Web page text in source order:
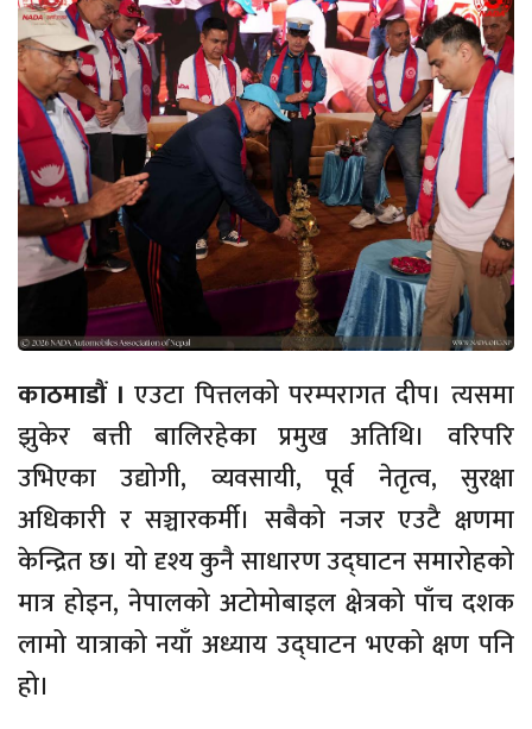
काठमाडौं । एउटा पित्तलको परम्परागत दीप। त्यसमा
झुकेर बत्ती बालिरहेका प्रमुख अतिथि। वरिपरि
उभिएका उद्योगी, व्यवसायी, पूर्व नेतृत्व, सुरक्षा
अधिकारी र सञ्चारकर्मी। सबैको नजर एउटै क्षणमा
केन्द्रित छ। यो दृश्य कुनै साधारण उद्घाटन समारोहको
मात्र होइन, नेपालको अटोमोबाइल क्षेत्रको पाँच दशक
लामो यात्राको नयाँ अध्याय उद्घाटन भएको क्षण पनि
हो।